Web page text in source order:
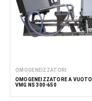
OMOGENEIZZATORI
OMOGENEIZZATORE A VUOTO
VMG NS 300-650